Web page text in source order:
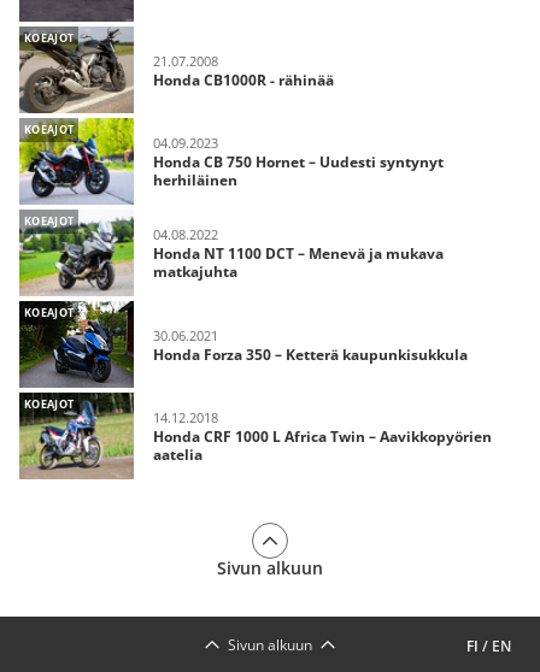
KOEAJOT
21.07.2008
Honda CB1000R - rähinää
KOEAJOT
04.09.2023
Honda CB 750 Hornet – Uudesti syntynyt
herhiläinen
KOEAJOT
04.08.2022
Honda NT 1100 DCT – Menevä ja mukava
matkajuhta
KOEAJOT
30.06.2021
Honda Forza 350 – Ketterä kaupunkisukkula
KOEAJOT
14.12.2018
Honda CRF 1000 L Africa Twin – Aavikkopyörien
aatelia
Sivun alkuun
FI / EN
Sivun alkuun